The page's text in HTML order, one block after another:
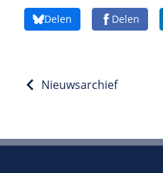
Delen Delen
Nieuwsarchief